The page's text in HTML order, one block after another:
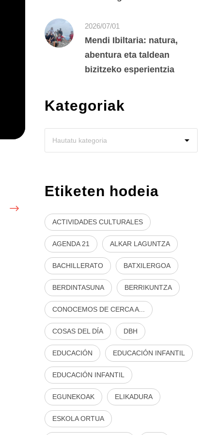
2026/07/01
Mendi Ibiltaria: natura,
abentura eta taldean
bizitzeko esperientzia
Kategoriak
Etiketen hodeia
ACTIVIDADES CULTURALES
AGENDA 21 ALKAR LAGUNTZA
BACHILLERATO BATXILERGOA
BERDINTASUNA BERRIKUNTZA
CONOCEMOS DE CERCA A...
COSAS DEL DÍA DBH
EDUCACIÓN EDUCACIÓN INFANTIL
EDUCACIÓN INFANTIL
EGUNEKOAK ELIKADURA
ESKOLA ORTUA